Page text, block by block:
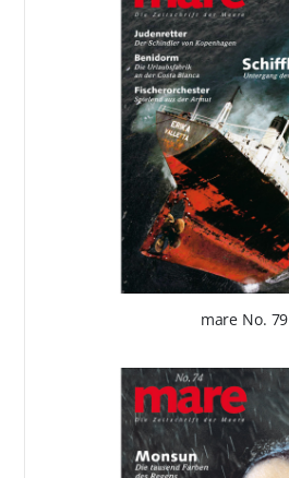
mare No. 79